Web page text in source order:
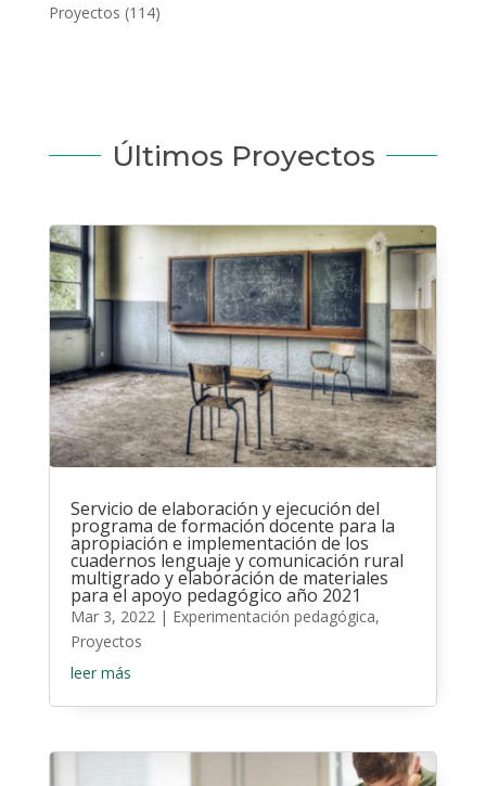
Proyectos (114)
Últimos Proyectos
Servicio de elaboración y ejecución del
programa de formación docente para la
apropiación e implementación de los
cuadernos lenguaje y comunicación rural
multigrado y elaboración de materiales
para el apoyo pedagógico año 2021
Mar 3, 2022| Experimentación pedagógica,
Proyectos
leer más